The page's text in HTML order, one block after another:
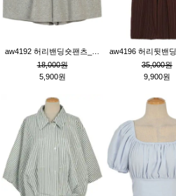
18,000원
5,900원
35,000원
9,900원